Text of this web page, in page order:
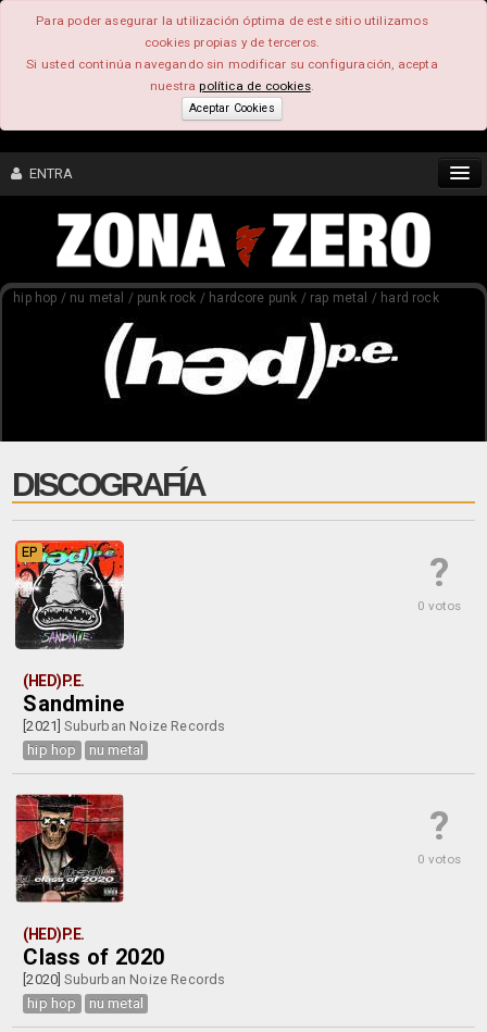
Para poder asegurar la utilización óptima de este sitio utilizamos
cookies propias y de terceros.
Si usted continúa navegando sin modificar su configuración, acepta
nuestrapolítica de cookies.
Aceptar Cookies
ENTRA
CONTENIDO
FEEEDBACK
hip hop / nu metal / punk rock / hardcore punk / rap metal / hard rock
DISCOGRAFÍA
?
0 votos
EP
(HED)P.E.
Sandmine
[2021]Suburban Noize Records
hip hop
nu metal
?
0 votos
(HED)P.E.
Class of 2020
[2020]Suburban Noize Records
hip hop
nu metal